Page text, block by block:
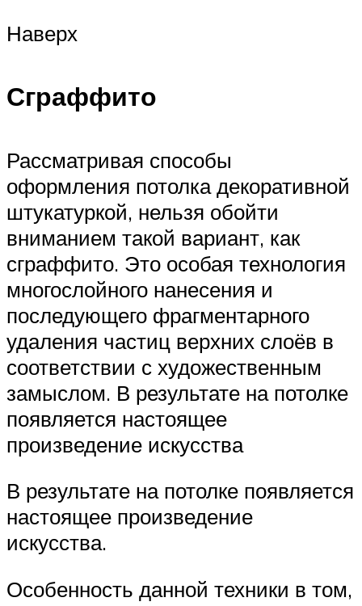
Наверх
Сграффито
Рассматривая способы
оформления потолка декоративной
штукатуркой, нельзя обойти
вниманием такой вариант, как
сграффито. Это особая технология
многослойного нанесения и
последующего фрагментарного
удаления частиц верхних слоёв в
соответствии с художественным
замыслом. В результате на потолке
появляется настоящее
произведение искусства
В результате на потолке появляется
настоящее произведение
искусства.
Особенность данной техники в том,